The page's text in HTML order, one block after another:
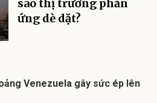
sao thị trường phản
ứng dè dặt?
Venezuela gây sức ép lên